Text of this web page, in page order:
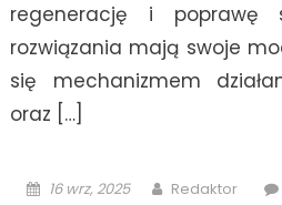
regenerację i poprawę
rozwiązania mają swoje
się mechanizmem
oraz […]
Posted
16 wrz, 2025 Author
Redaktor